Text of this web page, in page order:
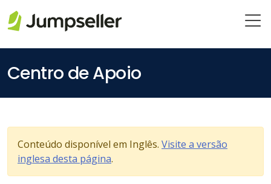
Centro de Apoio
Conteúdo disponível em Inglês. Visite a versão
inglesa desta página.